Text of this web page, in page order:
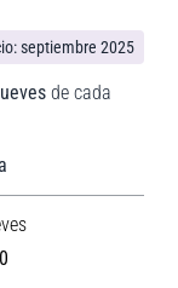
septiembre 2025
de cada